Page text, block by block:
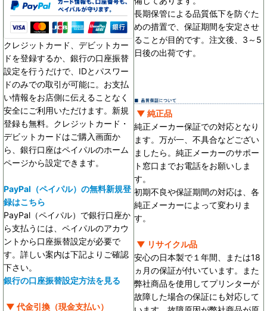
クレジットカード、デビットカー
ドを登録するか、銀行の口座振替
設定を行うだけで、IDとパスワー
ドのみでの取引が可能に。お支払
い情報をお店側に伝えることなく
安全にご利用いただけます。新規
登録も無料。クレジットカード・
デビットカードはご購入画面か
ら、銀行口座はペイパルのホーム
ページから設定できます。
PayPal（ペイパル）の無料新規登
録はこちら
PayPal（ペイパル）で銀行口座か
ら支払うには、ペイパルのアカウ
ントから口座振替設定が必要で
す。詳しい案内は下記よりご確認
下さい。
銀行の口座振替設定方法を見る
▼ 代金引換（現金支払い）
長期保管による品質低下を防ぐた
めの措置で、保証期間を安定させ
ることが目的です。 注文後、3～5
日後の出荷です。
▼ 純正品
純正メーカー保証での対応となり
ます。万が一、不具合などござい
ましたら。純正メーカーのサポー
ト窓口までお電話をお願いしま
す。
初期不良や保証期間の対応は、各
純正メーカーによって変わりま
す。
▼ リサイクル品
安心の日本製で１年間、または18
ヵ月の保証が付いています。また
弊社商品を使用してプリンターが
故障した場合の保証にも対応して